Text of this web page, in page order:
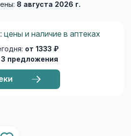
8 августа 2026 г.
цены и наличие в аптеках
от 1333 ₽
3 предложения